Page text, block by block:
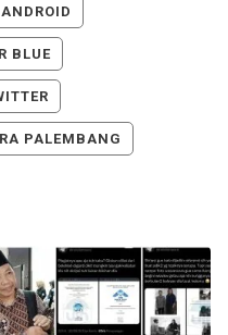
BLUE
PALEMBANG